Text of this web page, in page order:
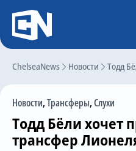
ChelseaNews Новости Тодд
Новости,Трансферы,Слухи
Тодд Бёли хочет
трансфер
Регистрация
Главная
Чат
Трансферы